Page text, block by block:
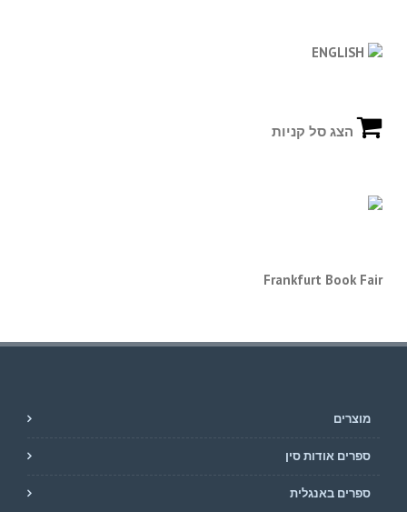
הצג סל קניות
Frankfurt Book Fair
מוצרים
ספרים אודות סין
ספרים באנגלית